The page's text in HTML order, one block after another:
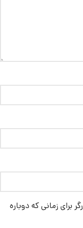
برای زمانی که دوباره